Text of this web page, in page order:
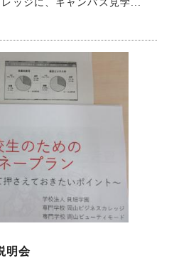
ッジに、キャンパス見学...
明会